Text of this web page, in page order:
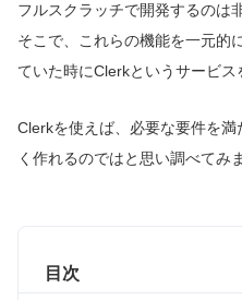
フルスクラッチで開発するのは
そこで、これらの機能を一元的
ていた時にClerkというサービス
Clerkを使えば、必要な要件を
く作れるのではと思い調べてみ
目次